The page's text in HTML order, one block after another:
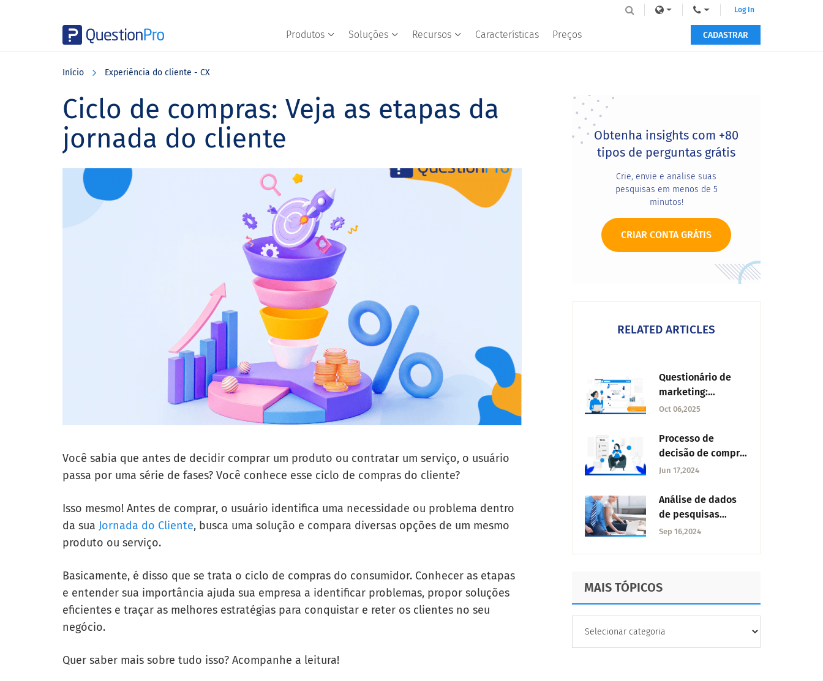
Produtos Soluções Recursos Características Preços
Log In
CADASTRAR
Início Experiência do cliente - CX
Ciclo de compras: Veja as etapas da
jornada do cliente
Você sabia que antes de decidir comprar um produto ou contratar um serviço, o usuário
passa por uma série de fases? Você conhece esse ciclo de compras do cliente?
Isso mesmo! Antes de comprar, o usuário identifica uma necessidade ou problema dentro
da sua Jornada do Cliente, busca uma solução e compara diversas opções de um mesmo
produto ou serviço.
Basicamente, é disso que se trata o ciclo de compras do consumidor. Conhecer as etapas
e entender sua importância ajuda sua empresa a identificar problemas, propor soluções
eficientes e traçar as melhores estratégias para conquistar e reter os clientes no seu
negócio.
Quer saber mais sobre tudo isso? Acompanhe a leitura!
Primary
Sidebar
Obtenha insights com +80
tipos de perguntas grátis
Crie, envie e analise suas
pesquisas em menos de 5
minutos!
CRIAR CONTA GRÁTIS
RELATED ARTICLES
Questionário de
marketing:
importância e
Oct 06,2025
Processo de
decisão de compra:
entenda como
Jun 17,2024
Análise de dados
de pesquisas
qualitativas
Sep 16,2024
MAIS TÓPICOS
TÓPICOS